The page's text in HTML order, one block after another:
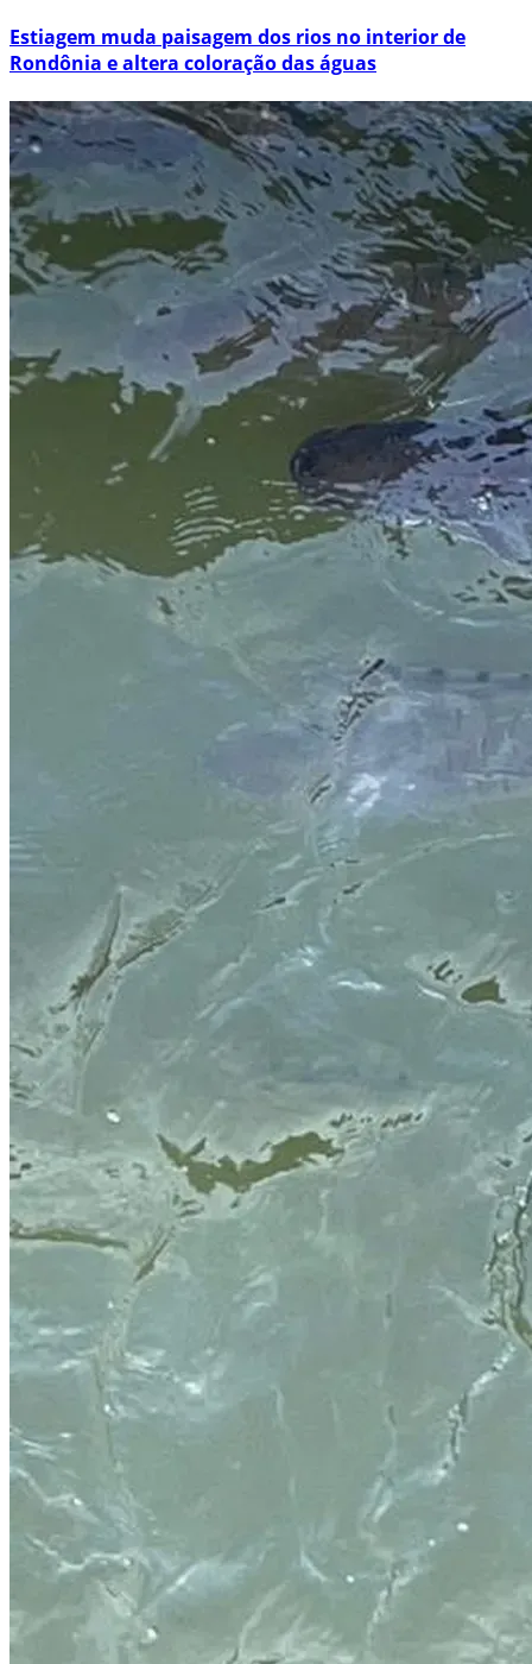
Estiagem muda paisagem dos rios no interior de
Rondônia e altera coloração das águas